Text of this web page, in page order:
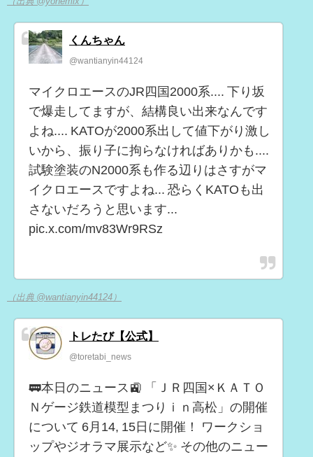
くんちゃん
@wantianyin44124
マイクロエースのJR四国2000系.... 下り坂
で爆走してますが、結構良い出来なんです
よね.... KATOが2000系出して値下がり激し
いから、振り子に拘らなければありかも....
試験塗装のN2000系も作る辺りはさすがマ
イクロエースですよね... 恐らくKATOも出
さないだろうと思います...
pic.x.com/mv83Wr9RSz
（出典 @wantianyin44124）
トレたび【公式】
@toretabi_news
🚃本日のニュース🚉 「ＪＲ四国×ＫＡＴＯ
Ｎゲージ鉄道模型まつりｉｎ高松」の開催
について 6月14, 15日に開催！ ワークショ
ップやジオラマ展示など✨ その他のニュー